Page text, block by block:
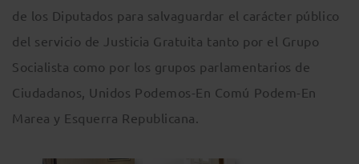
de los Diputados para salvaguardar el carácter público
del servicio de Justicia Gratuita tanto por el Grupo
Socialista como por los grupos parlamentarios de
Ciudadanos, Unidos Podemos-En Comú Podem-En
Marea y Esquerra Republicana.